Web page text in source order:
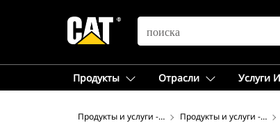
SEARCH
Продукты Отрасли Услуги
Продукты и услуги - Российская Федерация
Продукты и услуги -